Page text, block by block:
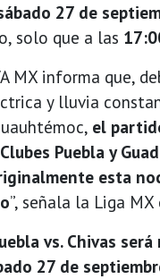
27 de
solo que a las
MX informa que,
y lluvia
el
Puebla y
esta
”, señala la Liga
vs. Chivas
27 de